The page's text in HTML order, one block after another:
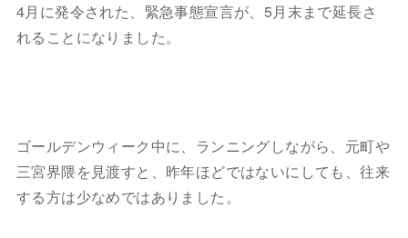
4月に発令された、緊急事態宣言が、5月末まで延長さ
れることになりました。
ゴールデンウィーク中に、ランニングしながら、元町や
三宮界隈を見渡すと、昨年ほどではないにしても、往来
する方は少なめではありました。